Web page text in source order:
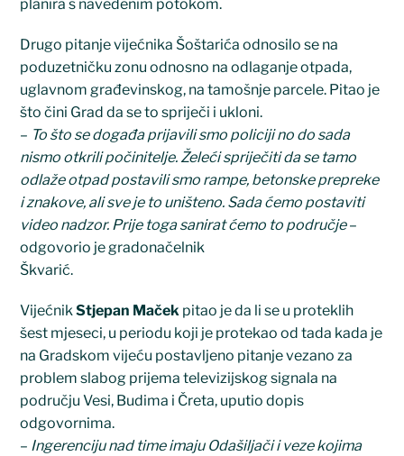
planira s navedenim potokom.
Drugo pitanje vijećnika Šoštarića odnosilo se na
poduzetničku zonu odnosno na odlaganje otpada,
uglavnom građevinskog, na tamošnje parcele. Pitao je
što čini Grad da se to spriječi i ukloni.
– To što se događa prijavili smo policiji no do sada
nismo otkrili počinitelje. Želeći spriječiti da se tamo
odlaže otpad postavili smo rampe, betonske prepreke
i znakove, ali sve je to uništeno. Sada ćemo postaviti
video nadzor. Prije toga sanirat ćemo to područje–
odgovorio je gradonačelnik
Škvarić.
VijećnikStjepan Maček pitao je da li se u proteklih
šest mjeseci, u periodu koji je protekao od tada kada je
na Gradskom vijeću postavljeno pitanje vezano za
problem slabog prijema televizijskog signala na
području Vesi, Budima i Čreta, uputio dopis
odgovornima.
– Ingerenciju nad time imaju Odašiljači i veze kojima